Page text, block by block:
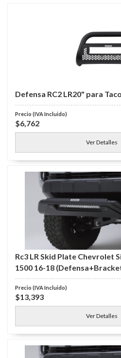
Defensa RC2 LR20" para
$6,762
Ver Detalles
Rc3 LR Skid Plate Chevrolet
1500 16-18
$13,393
Ver Detalles